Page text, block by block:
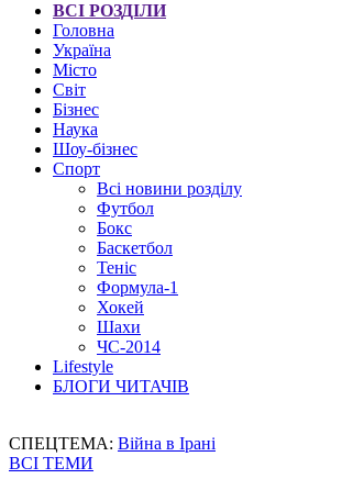
ВСІ РОЗДІЛИ
Головна
Україна
Місто
Світ
Бізнес
Наука
Шоу-бізнес
Спорт
Всі новини розділу
Футбол
Бокс
Баскетбол
Теніс
Формула-1
Хокей
Шахи
ЧС-2014
Lifestyle
БЛОГИ ЧИТАЧІВ
СПЕЦТЕМА: Війна в Ірані
ВСІ ТЕМИ